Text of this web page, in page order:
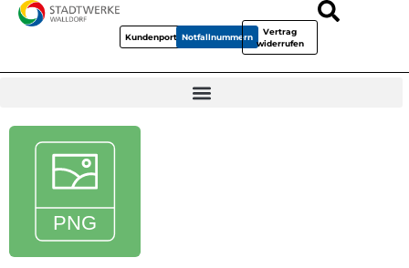
KundenportalNotfallnummern
Vertrag
widerrufen